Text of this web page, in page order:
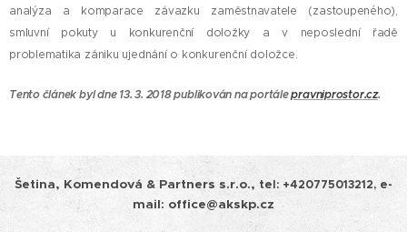
analýza a komparace závazku zaměstnavatele (zastoupeného),
smluvní pokuty u konkurenční doložky a v neposlední řadě
problematika zániku ujednání o konkurenční doložce.
Tento článek byl dne 13. 3. 2018 publikován na portálepravniprostor.cz.
Šetina, Komendová & Partners s.r.o., tel: +420775013212, e-
mail: office@akskp.cz